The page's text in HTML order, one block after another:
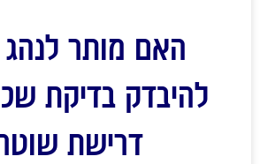
האם מותר
להיבדק בדיקת
דרישת